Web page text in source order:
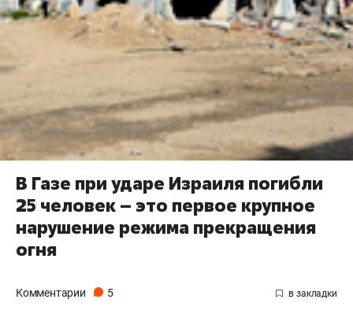
В Газе при ударе Израиля погибли
25 человек – это первое крупное
нарушение режима прекращения
огня
Комментарии 5